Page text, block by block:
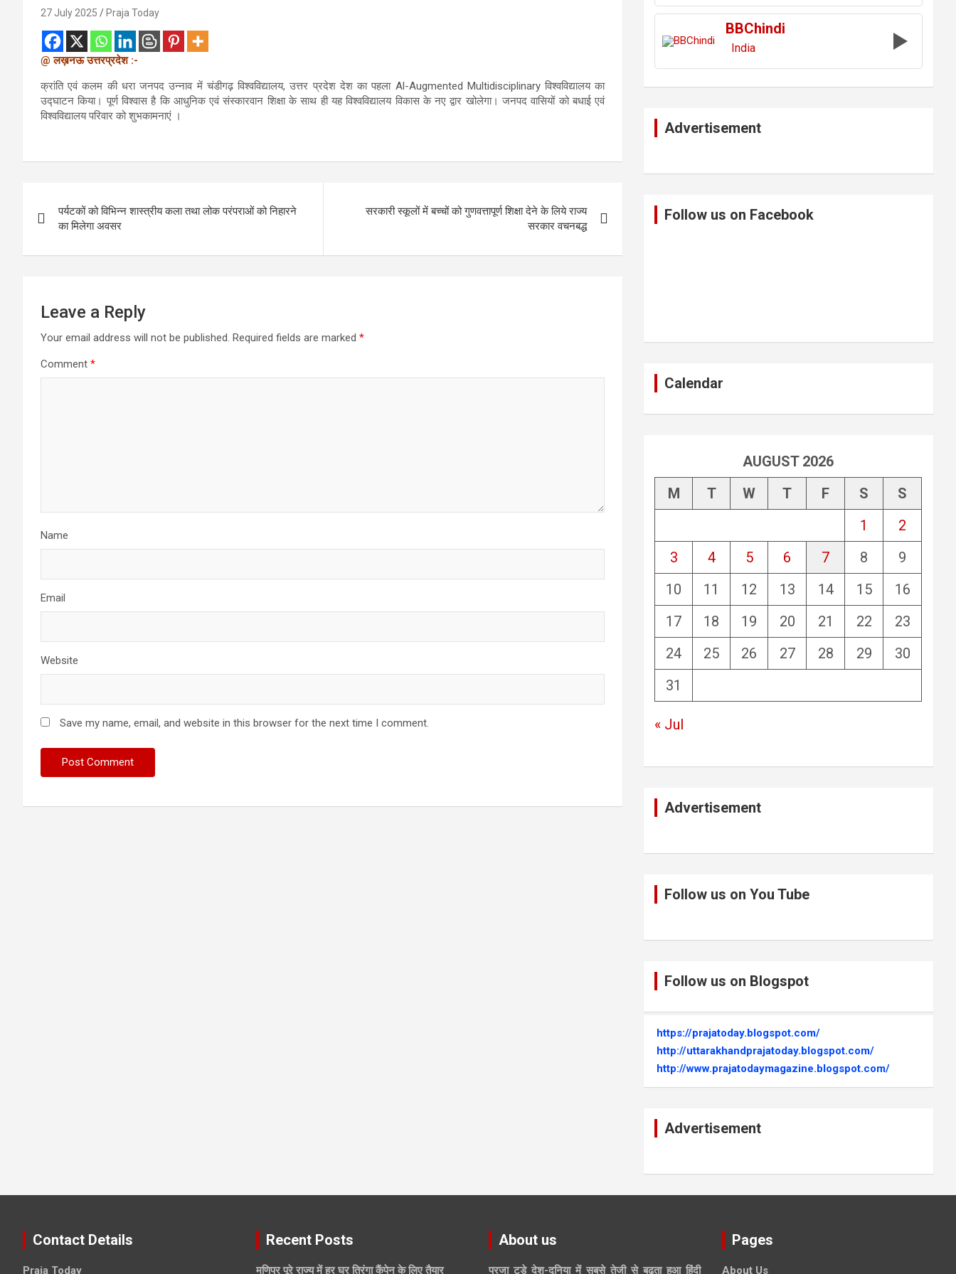
27 July 2025 Praja Today
@ लख़नऊ उत्तरप्रदेश :-
क्रांति एवं कलम की धरा जनपद उन्नाव में चंडीगढ़ विश्वविद्यालय, उत्तर प्रदेश देश का पहला Al-Augmented Multidisciplinary विश्वविद्यालय का
उद्घाटन किया। पूर्ण विश्वास है कि आधुनिक एवं संस्कारवान शिक्षा के साथ ही यह विश्वविद्यालय विकास के नए द्वार खोलेगा। जनपद वासियों को बधाई एवं
विश्वविद्यालय परिवार को शुभकामनाएं ।
navigation
पर्यटकों को विभिन्न शास्त्रीय कला तथा लोक परंपराओं को निहारने
का मिलेगा अवसर
सरकारी स्कूलों में बच्चों को गुणवत्तापूर्ण शिक्षा देने के लिये राज्य
सरकार वचनबद्ध
Leave a Reply
Your email address will not be published. Required fields are marked *
Comment *
Name
Email
Website
Save my name, email, and website in this browser for the next time I comment.
BBChindi
India
Advertisement
Follow us on Facebook
Calendar
AUGUST 2026
M
T W T F S
S
1
2
3
4 5 6 7 8
9
10
11 12 13 14 15
16
17
18 19 20 21 22
23
24
25 26 27 28 29
30
31
« Jul
Advertisement
Follow us on You Tube
Follow us on Blogspot
https://prajatoday.blogspot.com/
http://uttarakhandprajatoday.blogspot.com/
http://www.prajatodaymagazine.blogspot.com/
Advertisement
Contact Details
Praja Today
Recent Posts
मणिपुर पूरे राज्य में हर घर तिरंगा कैंपेन के लिए तैयार
About us
प्रजा टुडे देश-दुनिया में सबसे तेजी से बढ़ता हुआ हिंदी
Pages
About Us